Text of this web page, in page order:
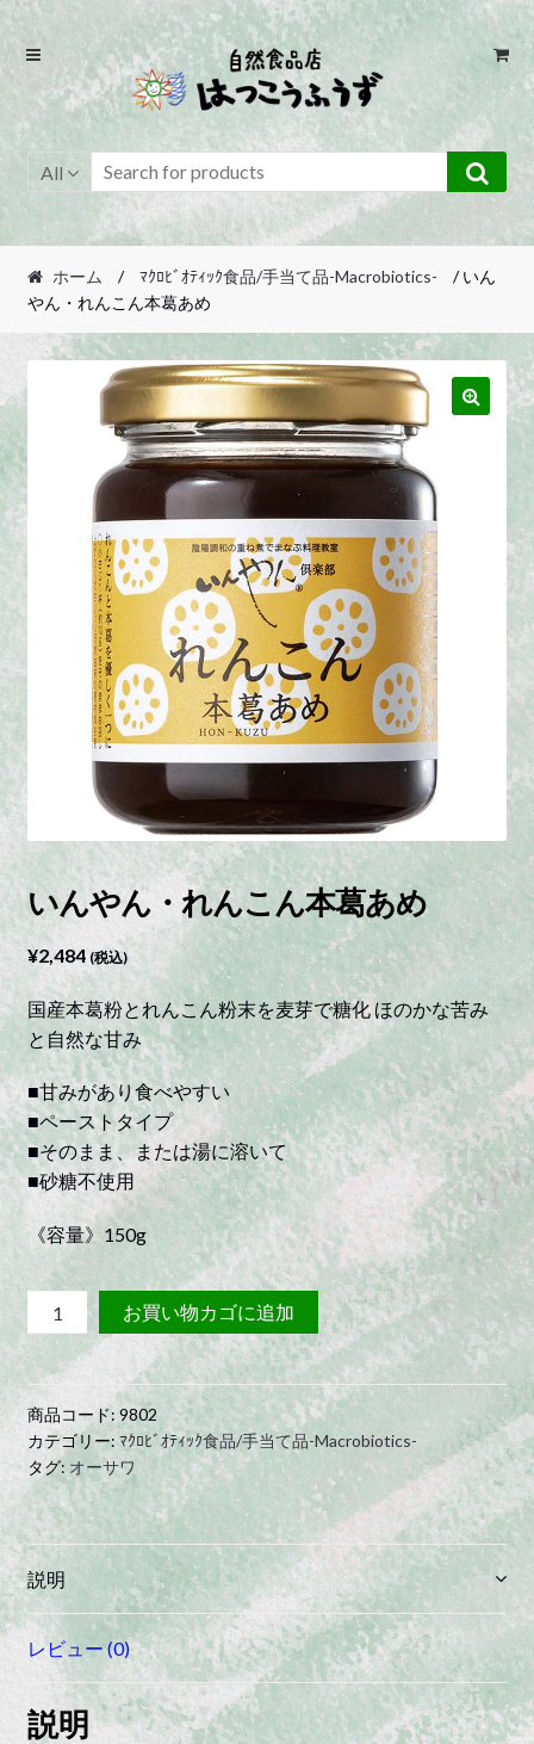
Skip
navigation
Skip
content
All
ホーム / ﾏｸﾛﾋﾞｵﾃｨｯｸ食品/手当て品-Macrobiotics-
/ いん
やん・れんこん本葛あめ
いんやん・れんこん本葛あめ
¥2,484 (税込)
国産本葛粉とれんこん粉末を麦芽で糖化 ほのかな苦み
と自然な甘み
■甘みがあり食べやすい
■ペーストタイプ
■そのまま、または湯に溶いて
■砂糖不使用
《容量》150g
ん
や
ん・
れ
ん
こ
本
葛
あ
め
quantity
お買い物カゴに追加
商品コード: 9802
カテゴリー: ﾏｸﾛﾋﾞｵﾃｨｯｸ食品/手当て品-Macrobiotics-
タグ: オーサワ
説明
レビュー (0)
説明